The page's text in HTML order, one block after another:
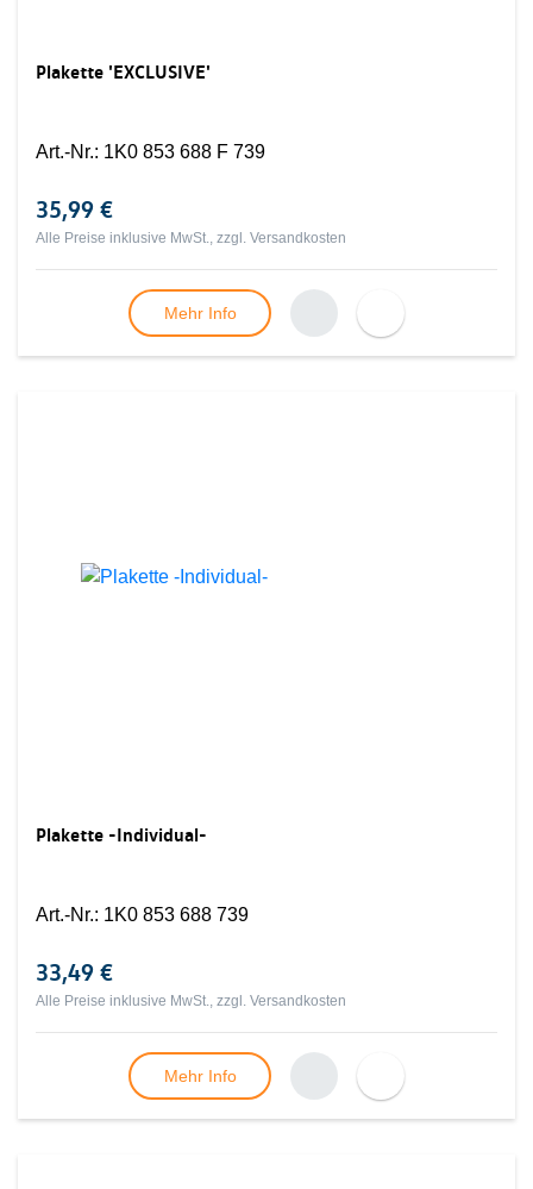
Plakette 'EXCLUSIVE'
Art.-Nr.: 1K0 853 688 F 739
35,99 €
Alle Preise inklusive MwSt., zzgl. Versandkosten
Mehr Info
Plakette -Individual-
Art.-Nr.: 1K0 853 688 739
33,49 €
Alle Preise inklusive MwSt., zzgl. Versandkosten
Mehr Info